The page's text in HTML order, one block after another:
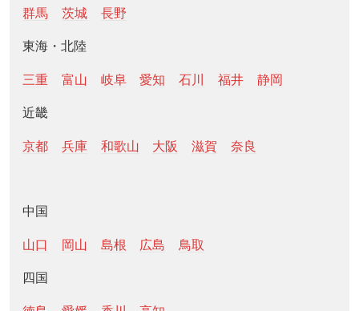
群馬
茨城 長野
東海・北陸
三重 富山 岐阜 愛知 石川 福井 静岡
近畿
京都 兵庫 和歌山 大阪 滋賀 奈良
中国
山口 岡山 島根 広島 鳥取
四国